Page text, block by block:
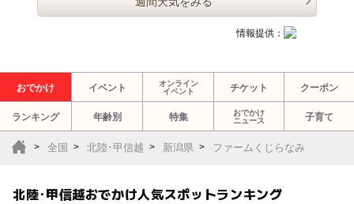
情報提供：
おでかけ イベント
オンライン
イベント
チケット クーポン
ランキング 年齢別 特集
おでかけ
ニュース
子育て
全国 北陸･甲信越 新潟県 ファームくじらなみ
北陸･甲信越おでかけ人気スポットランキング